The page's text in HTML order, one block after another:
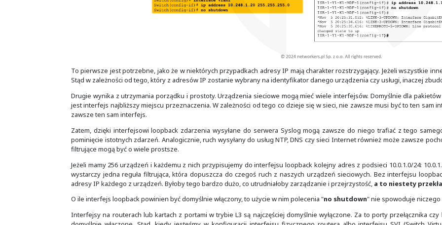
identyfikatora dla usług tego urządzenia oraz zapewnienia jednoznacznie